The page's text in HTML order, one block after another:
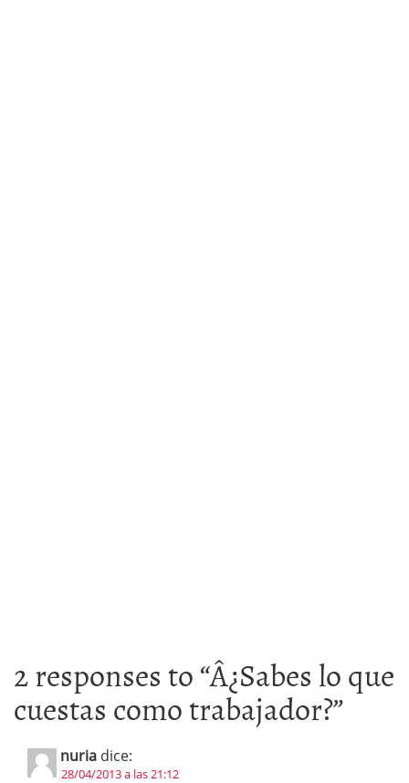
2 responses to “Â¿Sabes lo que
cuestas como trabajador?”
nuria dice:
28/04/2013 a las 21:12